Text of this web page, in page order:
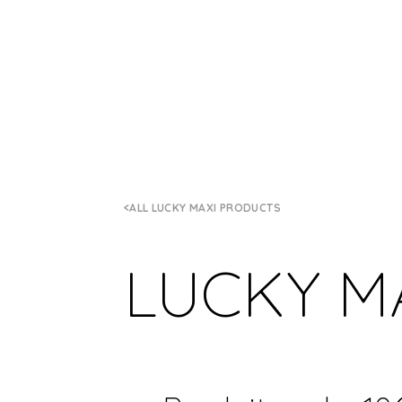
ALL LUCKY MAXI PRODUCTS
LUCKY